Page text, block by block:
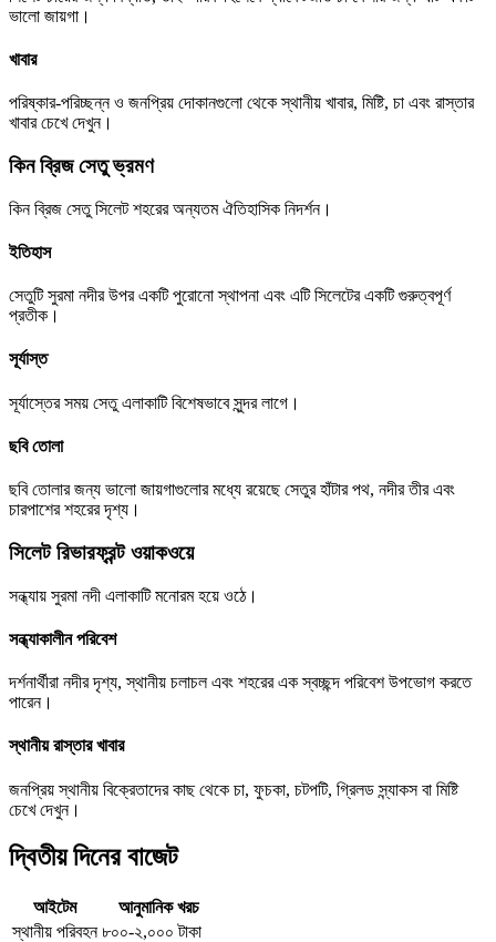
ভালো জায়গা।
খাবার
পরিষ্কার-পরিচ্ছন্ন ও জনপ্রিয় দোকানগুলো থেকে স্থানীয় খাবার, মিষ্টি, চা এবং রাস্তার
খাবার চেখে দেখুন।
কিন ব্রিজ সেতু ভ্রমণ
কিন ব্রিজ সেতু সিলেট শহরের অন্যতম ঐতিহাসিক নিদর্শন।
ইতিহাস
সেতুটি সুরমা নদীর উপর একটি পুরোনো স্থাপনা এবং এটি সিলেটের একটি গুরুত্বপূর্ণ
প্রতীক।
সূর্যাস্ত
সূর্যাস্তের সময় সেতু এলাকাটি বিশেষভাবে সুন্দর লাগে।
ছবি তোলা
ছবি তোলার জন্য ভালো জায়গাগুলোর মধ্যে রয়েছে সেতুর হাঁটার পথ, নদীর তীর এবং
চারপাশের শহরের দৃশ্য।
সিলেট রিভারফ্রন্ট ওয়াকওয়ে
সন্ধ্যায় সুরমা নদী এলাকাটি মনোরম হয়ে ওঠে।
সন্ধ্যাকালীন পরিবেশ
দর্শনার্থীরা নদীর দৃশ্য, স্থানীয় চলাচল এবং শহরের এক স্বচ্ছন্দ পরিবেশ উপভোগ করতে
পারেন।
স্থানীয় রাস্তার খাবার
জনপ্রিয় স্থানীয় বিক্রেতাদের কাছ থেকে চা, ফুচকা, চটপটি, গ্রিলড স্ন্যাকস বা মিষ্টি
চেখে দেখুন।
দ্বিতীয় দিনের বাজেট
আইটেম
আনুমানিক খরচ
স্থানীয় পরিবহন ৮০০-২,০০০ টাকা